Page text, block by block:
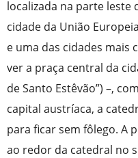
localizada na parte leste
cidade da União
e uma das cidades mais
ver a praça central da
de Santo Estêvão”) –,
capital austríaca, a
para ficar sem fôlego. A
ao redor da catedral no